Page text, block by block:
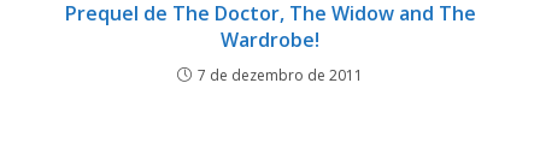
Prequel de The Doctor, The Widow and The
Wardrobe!
7 de dezembro de 2011